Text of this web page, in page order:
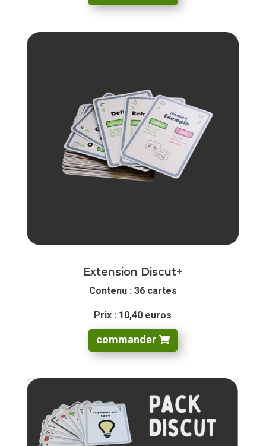
Extension Discut+
Contenu : 36 cartes
Prix : 10,40 euros
commander